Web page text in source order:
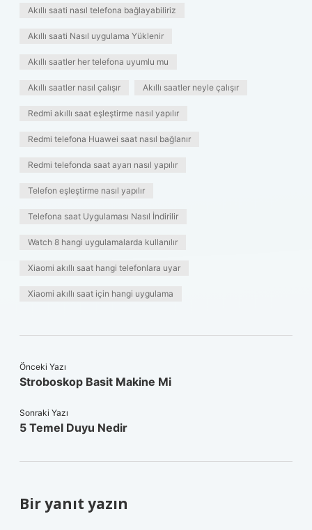
Akıllı saati nasıl telefona bağlayabiliriz
Akıllı saati Nasıl uygulama Yüklenir
Akıllı saatler her telefona uyumlu mu
Akıllı saatler nasıl çalışır Akıllı saatler neyle çalışır
Redmi akıllı saat eşleştirme nasıl yapılır
Redmi telefona Huawei saat nasıl bağlanır
Redmi telefonda saat ayarı nasıl yapılır
Telefon eşleştirme nasıl yapılır
Telefona saat Uygulaması Nasıl İndirilir
Watch 8 hangi uygulamalarda kullanılır
Xiaomi akıllı saat hangi telefonlara uyar
Xiaomi akıllı saat için hangi uygulama
Önceki Yazı
Stroboskop Basit Makine Mi
Sonraki Yazı
5 Temel Duyu Nedir
Bir yanıt yazın